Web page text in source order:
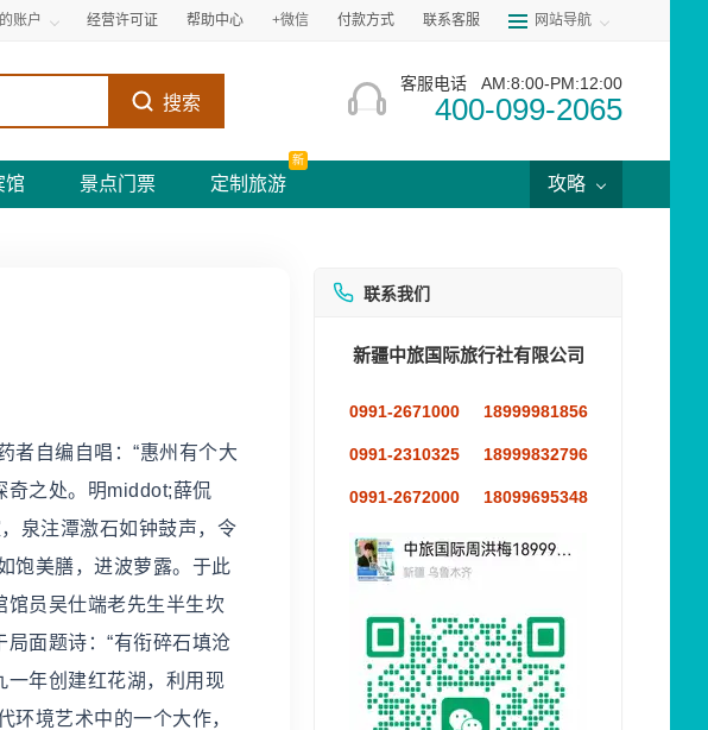
账户 经营许可证 帮助中心 +微信 付款方式 联系客服 网站导航
搜索
客服电话 AM:8:00-PM:12:00
400-099-2065
馆 景点门票 定制旅游
新
攻略
者自编自唱：“惠州有个大
奇之处。明middot;薛侃
泉注潭激石如钟鼓声，令
饱美膳，进波萝露。于此
馆员吴仕端老先生半生坎
面题诗：“有衔碎石填沧
一年创建红花湖，利用现
环境艺术中的一个大作，
联系我们
新疆中旅国际旅行社有限公司
0991-2671000 18999981856
0991-2310325 18999832796
0991-2672000 18099695348